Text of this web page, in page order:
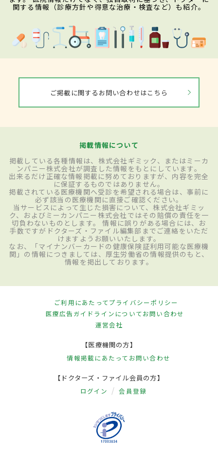
関する情報（診療方針や得意な治療・検査など）も紹介。
ご掲載に関するお問い合わせはこちら
掲載情報について
掲載している各種情報は、株式会社ギミック、またはミーカ
ンパニー株式会社が調査した情報をもとにしています。
出来るだけ正確な情報掲載に努めておりますが、内容を完全
に保証するものではありません。
掲載されている医療機関へ受診を希望される場合は、事前に
必ず該当の医療機関に直接ご確認ください。
当サービスによって生じた損害について、株式会社ギミッ
ク、およびミーカンパニー株式会社ではその賠償の責任を一
切負わないものとします。 情報に誤りがある場合には、お
手数ですがドクターズ・ファイル編集部までご連絡をいただ
けますようお願いいたします。
なお、「マイナンバーカードの健康保険証利用可能な医療機
関」の情報につきましては、厚生労働省の情報提供のもと、
情報を掲出しております。
ご利用にあたってプライバシーポリシー
医療広告ガイドラインについてお問い合わせ
運営会社
【医療機関の方】
情報掲載にあたって お問い合わせ
【ドクターズ・ファイル会員の方】
ログイン 会員登録